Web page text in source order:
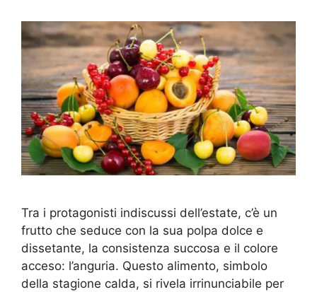
Tra i protagonisti indiscussi dell’estate, c’è un
frutto che seduce con la sua polpa dolce e
dissetante, la consistenza succosa e il colore
acceso: l’anguria. Questo alimento, simbolo
della stagione calda, si rivela irrinunciabile per